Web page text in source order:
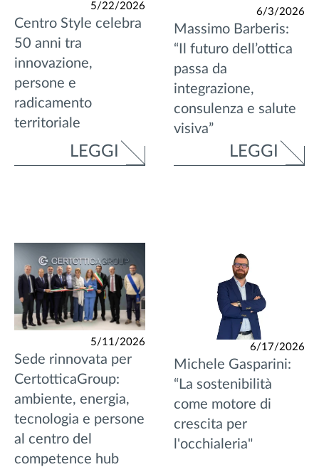
5/22/2026
Centro Style celebra
50 anni tra
innovazione,
persone e
radicamento
territoriale
LEGGI
6/3/2026
Massimo Barberis:
“Il futuro dell’ottica
passa da
integrazione,
consulenza e salute
visiva”
LEGGI
5/11/2026
Sede rinnovata per
CertotticaGroup:
ambiente, energia,
tecnologia e persone
al centro del
competence hub
6/17/2026
Michele Gasparini:
“La sostenibilità
come motore di
crescita per
l'occhialeria"